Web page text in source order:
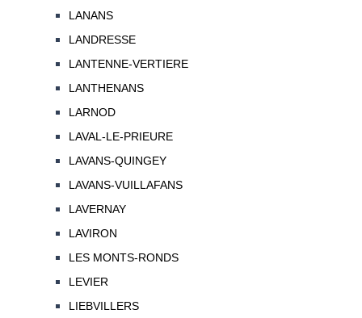
LANANS
LANDRESSE
LANTENNE-VERTIERE
LANTHENANS
LARNOD
LAVAL-LE-PRIEURE
LAVANS-QUINGEY
LAVANS-VUILLAFANS
LAVERNAY
LAVIRON
LES MONTS-RONDS
LEVIER
LIEBVILLERS